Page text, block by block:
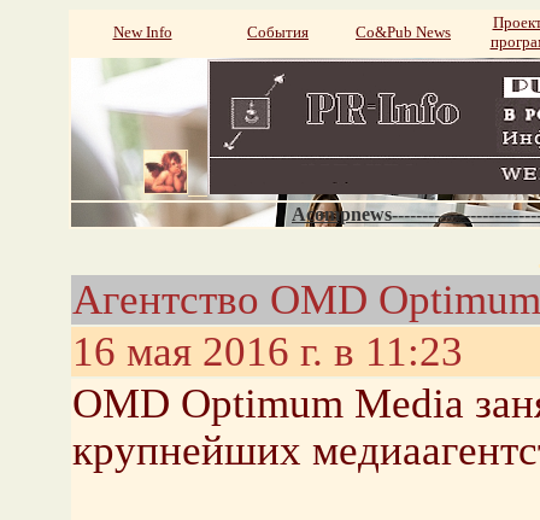
New Info События Со&Pub News
Агентство OMD
16 мая 2016 г. в 11:23
OMD Optimum Media
крупнейших